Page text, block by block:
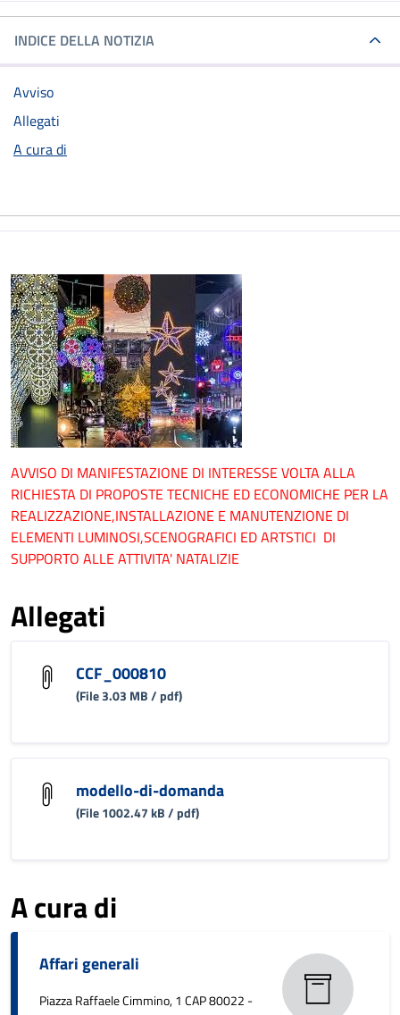
INDICE DELLA NOTIZIA
Avviso
Allegati
A cura di
AVVISO DI MANIFESTAZIONE DI INTERESSE VOLTA ALLA
RICHIESTA DI PROPOSTE TECNICHE ED ECONOMICHE PER LA
REALIZZAZIONE,INSTALLAZIONE E MANUTENZIONE DI
ELEMENTI LUMINOSI,SCENOGRAFICI ED ARTSTICI DI
SUPPORTO ALLE ATTIVITA' NATALIZIE
Allegati
CCF_000810
(File 3.03 MB / pdf)
modello-di-domanda
(File 1002.47 kB / pdf)
A cura di
Affari generali
Piazza Raffaele Cimmino, 1 CAP 80022 -